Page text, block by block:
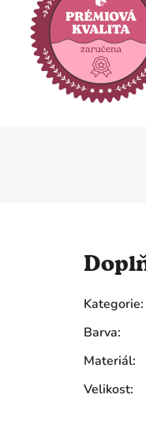
Kategorie:
Barva:
Materiál:
Velikost: